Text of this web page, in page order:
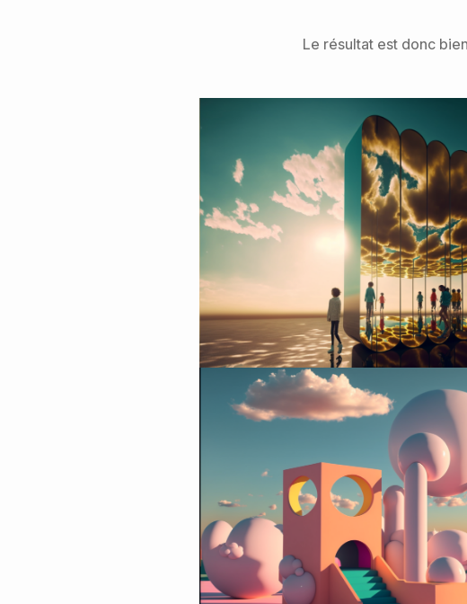
Le résultat est donc